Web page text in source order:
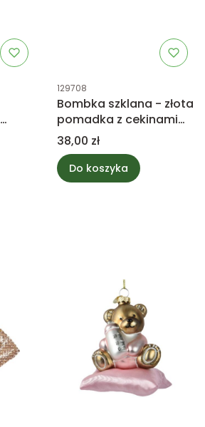
Kod produktu
129708
Bombka szklana - złota
pomadka z cekinami
6,3cm
Cena
38,00 zł
Do koszyka